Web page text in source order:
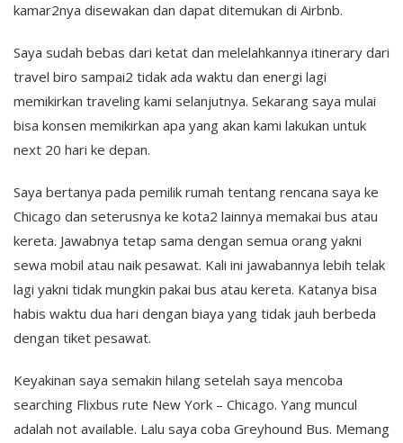
kamar2nya disewakan dan dapat ditemukan di Airbnb.
Saya sudah bebas dari ketat dan melelahkannya itinerary dari
travel biro sampai2 tidak ada waktu dan energi lagi
memikirkan traveling kami selanjutnya. Sekarang saya mulai
bisa konsen memikirkan apa yang akan kami lakukan untuk
next 20 hari ke depan.
Saya bertanya pada pemilik rumah tentang rencana saya ke
Chicago dan seterusnya ke kota2 lainnya memakai bus atau
kereta. Jawabnya tetap sama dengan semua orang yakni
sewa mobil atau naik pesawat. Kali ini jawabannya lebih telak
lagi yakni tidak mungkin pakai bus atau kereta. Katanya bisa
habis waktu dua hari dengan biaya yang tidak jauh berbeda
dengan tiket pesawat.
Keyakinan saya semakin hilang setelah saya mencoba
searching Flixbus rute New York – Chicago. Yang muncul
adalah not available. Lalu saya coba Greyhound Bus. Memang